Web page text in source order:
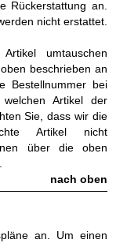
Rückerstattung an.
nicht erstattet.
umtauschen
beschrieben an
Bestellnummer bei
Artikel der
Sie, dass wir die
Artikel nicht
über die oben
nach oben
an. Um einen